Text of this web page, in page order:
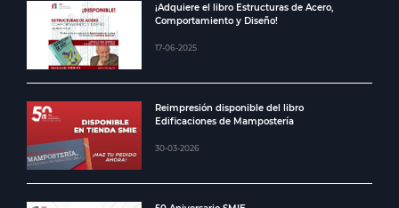
¡Adquiere el libro Estructuras de Acero,
Comportamiento y Diseño!
17-06-2025
Reimpresión disponible del libro
Edificaciones de Mampostería
30-03-2026